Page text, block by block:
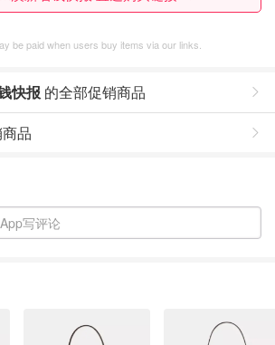
be paid when users buy items via our links.
快报 的全部促销商品
品
写评论